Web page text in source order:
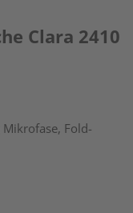
Clara 2410
Fold-